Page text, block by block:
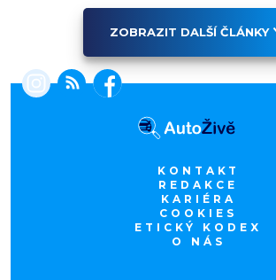
ZOBRAZIT DALŠÍ ČLÁNKY
KONTAKT
REDAKCE
KARIÉRA
COOKIES
ETICKÝ KODEX
O NÁS